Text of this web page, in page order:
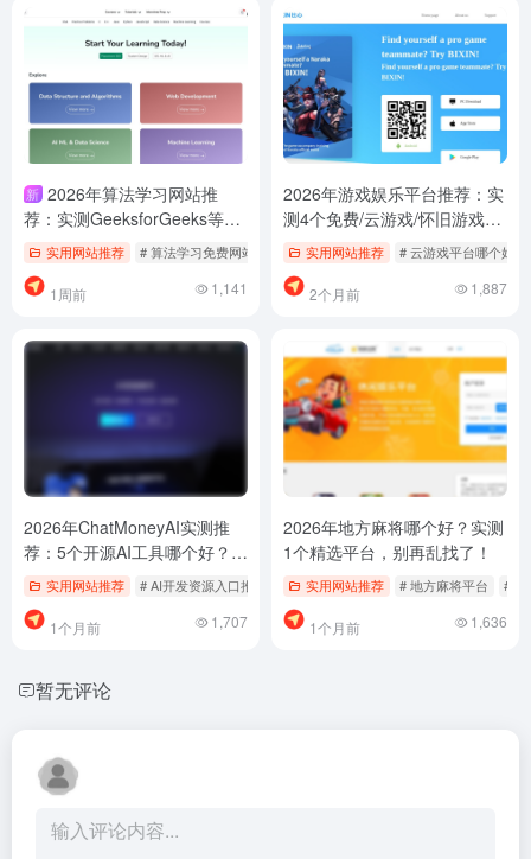
新 2026年算法学习网站推
荐：实测GeeksforGeeks等5
个平台，别再乱找了
实用网站推荐 # 算法学习免费网站 # 算法学习网站下载 # 算法学习网站哪个
1周前 1,141
2026年游戏娱乐平台推荐：实
测4个免费/云游戏/怀旧游戏网
站，别再乱找了
实用网站推荐 # 云游戏平台哪个好用
2个月前 1,887
2026年ChatMoneyAI实测推
荐：5个开源AI工具哪个好？别
再乱找了
实用网站推荐 # AI开发资源入口推荐 # AI开源项目免费下载 # ChatMoneyAI开
1个月前 1,707
2026年地方麻将哪个好？实测
1个精选平台，别再乱找了！
实用网站推荐 # 地方麻将平台 # 地
1个月前 1,636
暂无评论